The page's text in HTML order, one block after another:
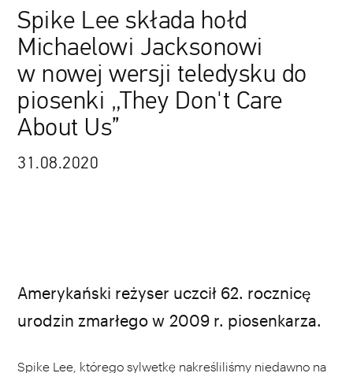
Spike Lee składa hołd
Michaelowi Jacksonowi
w nowej wersji teledysku do
piosenki „They Don't Care
About Us”
31.08.2020
FACEBOOK TWITTER PINTEREST MAIL
Amerykański reżyser uczcił 62. rocznicę
urodzin zmarłego w 2009 r. piosenkarza.
Spike Lee, którego sylwetkę nakreśliliśmy niedawno na